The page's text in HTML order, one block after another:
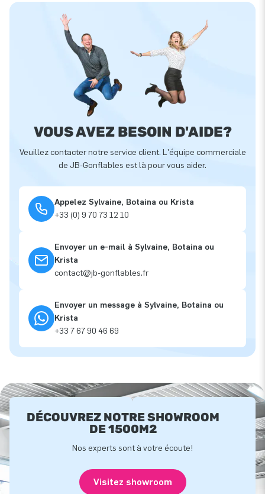
VOUS AVEZ BESOIN D'AIDE?
Veuillez contacter notre service client. L'équipe commerciale
de JB-Gonflables est là pour vous aider.
Appelez Sylvaine, Botaina ou Krista
+33 (0) 9 70 73 12 10
Envoyer un e-mail à Sylvaine, Botaina ou
Krista
contact@jb-gonflables.fr
Envoyer un message à Sylvaine, Botaina ou
Krista
+33 7 67 90 46 69
DÉCOUVREZ NOTRE SHOWROOM
DE 1500M2
Nos experts sont à votre écoute!
Visitez showroom